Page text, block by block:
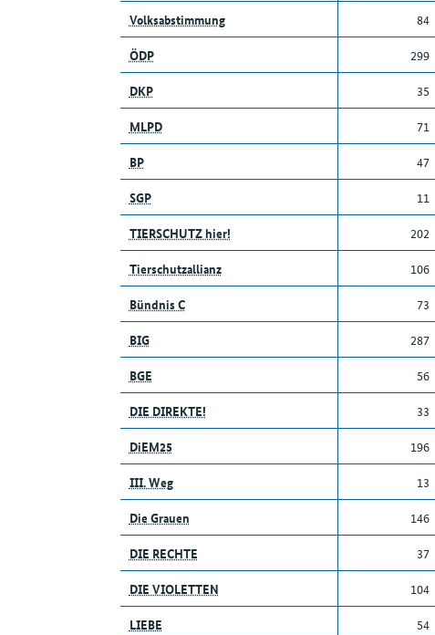
Volksabstimmung
84
ÖDP
299
DKP
35
MLPD
71
BP
47
SGP
11
TIERSCHUTZ hier!
202
Tierschutzallianz
106
Bündnis C
73
BIG
287
BGE
56
DIE DIREKTE!
33
DiEM25
196
III. Weg
13
Die Grauen
146
DIE RECHTE
37
DIE VIOLETTEN
104
LIEBE
54